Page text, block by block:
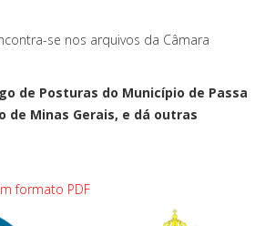
se nos arquivos da Câmara
de Posturas do Município de Passa
de Minas Gerais, e dá outras
formato PDF